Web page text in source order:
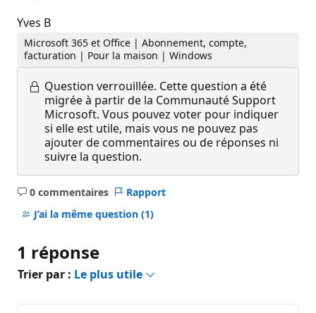
Yves B
Microsoft 365 et Office | Abonnement, compte,
facturation | Pour la maison | Windows
Question verrouillée. Cette question a été
migrée à partir de la Communauté Support
Microsoft. Vous pouvez voter pour indiquer
si elle est utile, mais vous ne pouvez pas
ajouter de commentaires ou de réponses ni
suivre la question.
0 commentaires
Aucun
commentaire
Rapport
J’ai la même question (1)
1 réponse
Trier par : Le plus utile